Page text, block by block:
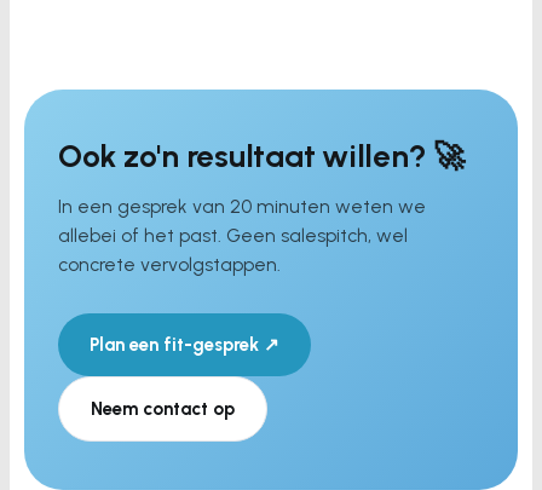
Ook zo'n resultaat willen? 🚀
In een gesprek van 20 minuten weten we
allebei of het past. Geen salespitch, wel
concrete vervolgstappen.
Plan een fit-gesprek ↗
Neem contact op